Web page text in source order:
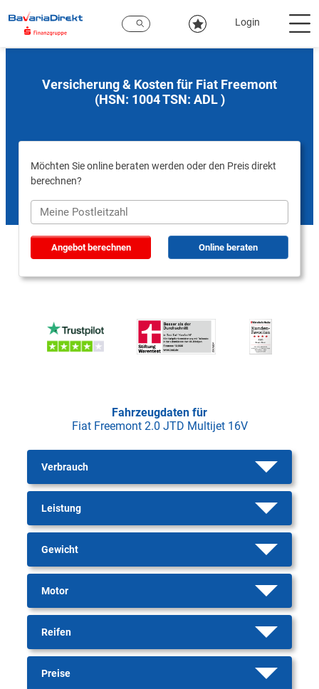
Hauptinhalt
Login
Versicherung & Kosten für Fiat Freemont
(HSN: 1004 TSN: ADL )
Möchten Sie online beraten werden oder den Preis direkt
berechnen?
Angebot berechnen Online beraten
Fahrzeugdaten für
Fiat Freemont 2.0 JTD Multijet 16V
Verbrauch
Leistung
Gewicht
Motor
Reifen
Preise